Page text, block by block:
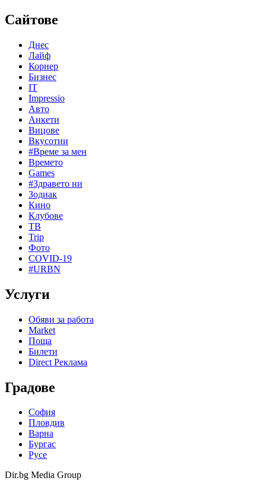
Сайтове
Днес
Лайф
Корнер
Бизнес
IT
Impressio
Авто
Анкети
Вицове
Вкусотии
#Време за мен
Времето
Games
#Здравето ни
Зодиак
Кино
Клубове
ТВ
Trip
Фото
COVID-19
#URBN
Услуги
Обяви за работа
Market
Поща
Билети
Direct Реклама
Градове
София
Пловдив
Варна
Бургас
Русе
Dir.bg Media Group